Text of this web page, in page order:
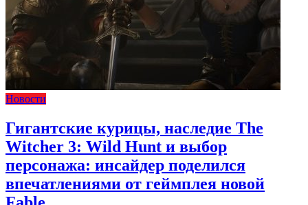
Новости
Гигантские курицы, наследие The
Witcher 3: Wild Hunt и выбор
персонажа: инсайдер поделился
впечатлениями от геймплея новой